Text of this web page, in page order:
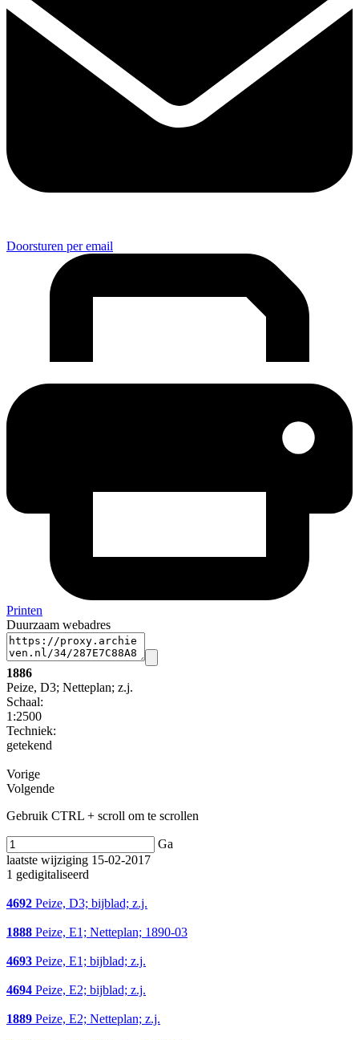
Doorsturen per email
Printen
Duurzaam webadres
1886
Peize, D3; Netteplan; z.j.
Schaal:
1:2500
Techniek:
getekend
Vorige
Volgende
Gebruik CTRL + scroll om te scrollen
Ga
laatste wijziging 15-02-2017
1 gedigitaliseerd
4692 Peize, D3; bijblad; z.j.
1888 Peize, E1; Netteplan; 1890-03
4693 Peize, E1; bijblad; z.j.
4694 Peize, E2; bijblad; z.j.
1889 Peize, E2; Netteplan; z.j.